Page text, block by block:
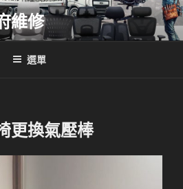
維修
選單
更換氣壓棒